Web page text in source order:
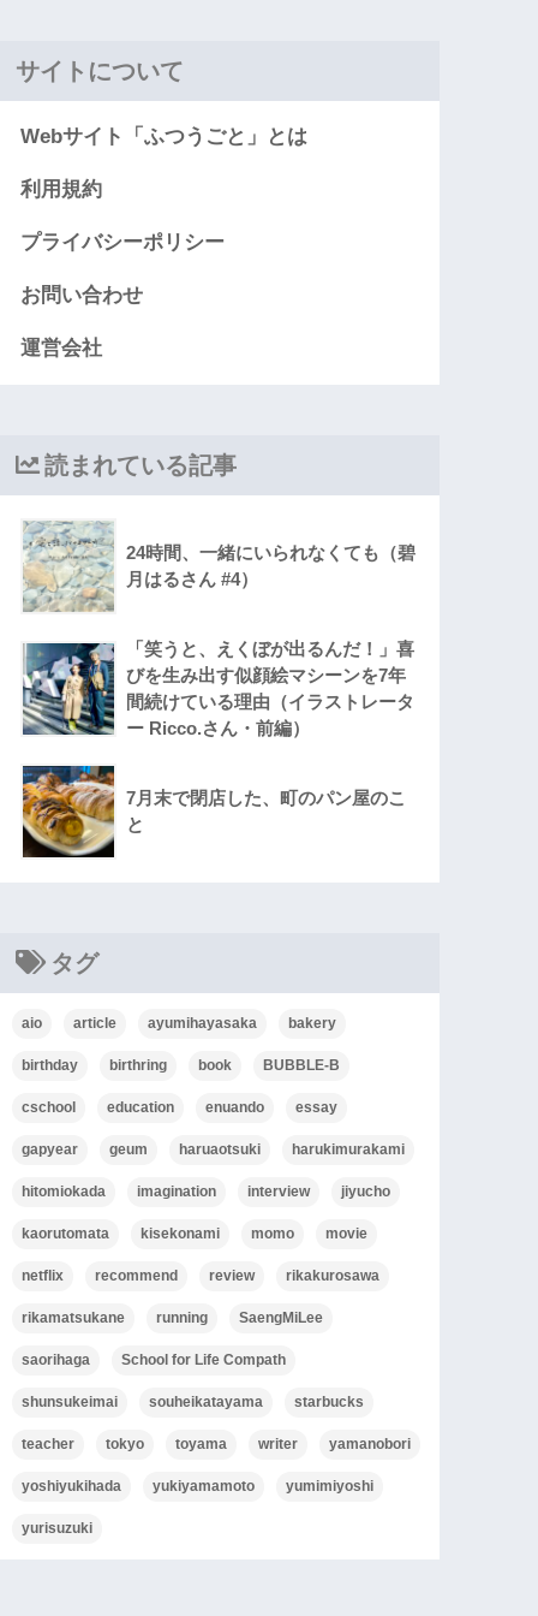
サイトについて
Webサイト「ふつうごと」とは
利用規約
プライバシーポリシー
お問い合わせ
運営会社
読まれている記事
24時間、一緒にいられなくても（碧
月はるさん #4）
「笑うと、えくぼが出るんだ！」喜
びを生み出す似顔絵マシーンを7年
間続けている理由（イラストレータ
ー Ricco.さん・前編）
7月末で閉店した、町のパン屋のこ
と
タグ
aio article ayumihayasaka bakery
birthday birthring book BUBBLE-B
cschool education enuando essay
gapyear geum haruaotsuki harukimurakami
hitomiokada imagination interview jiyucho
kaorutomata kisekonami momo movie
netflix recommend review rikakurosawa
rikamatsukane running SaengMiLee
saorihaga School for Life Compath
shunsukeimai souheikatayama starbucks
teacher tokyo toyama writer yamanobori
yoshiyukihada yukiyamamoto yumimiyoshi
yurisuzuki